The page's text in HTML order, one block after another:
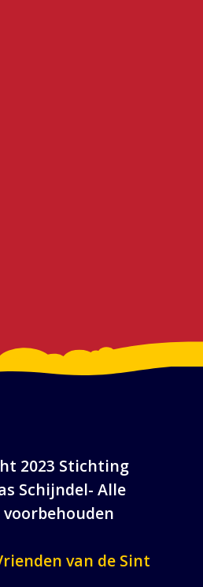
2023 Stichting
Schijndel- Alle
van de Sint